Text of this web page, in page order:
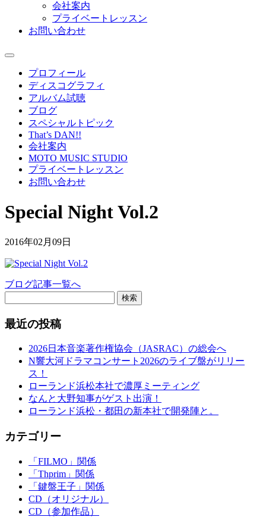
会社案内
プライベートレッスン
お問い合わせ
プロフィール
ディスコグラフィ
アルバム試聴
ブログ
スペシャルトピック
That’s DAN!!
会社案内
MOTO MUSIC STUDIO
プライベートレッスン
お問い合わせ
Special Night Vol.2
2016年02月09日
ブログ記事一覧へ
検索
最近の投稿
2026日本音楽著作権協会（JASRAC）の総会へ
N響大河ドラマコンサート2026のライブ盤がリリー
ス！
ローランド浜松本社で濃厚ミーティング
なんと大野知事がゲスト出演！
ローランド浜松・都田の新本社で開発陣と。
カテゴリー
「FILMO」関係
「Thprim」関係
「鍵盤王子」関係
CD（オリジナル）
CD（参加作品）